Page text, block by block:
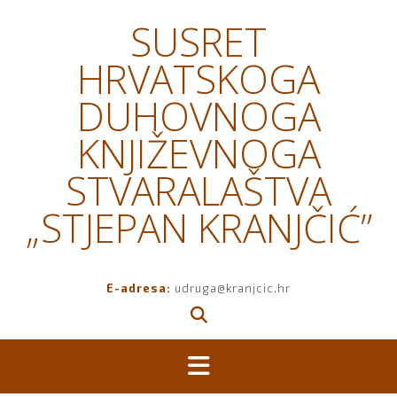
SUSRET
HRVATSKOGA
DUHOVNOGA
KNJIŽEVNOGA
STVARALAŠTVA
„STJEPAN KRANJČIĆ”
E-adresa: udruga@kranjcic.hr